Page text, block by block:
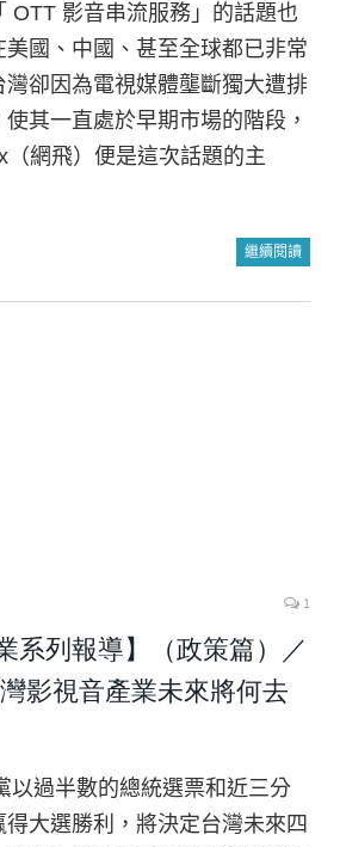
OTT 影音串流服務」的話題也
美國、中國、甚至全球都已非常
灣卻因為電視媒體壟斷獨大遭排
其一直處於早期市場的階段，
（網飛）便是這次話題的主
繼續閱讀
以過半數的總統選票和近三分
大選勝利，將決定台灣未來四
樂觀以對，我們因此更要反省
期許將來。